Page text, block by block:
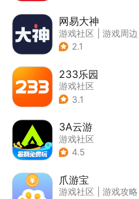
网易大神
游戏社区
游戏周边
2.1
233乐园
游戏社区
3.1
3A云游
游戏社区
4.5
爪游宝
游戏社区
游戏攻略